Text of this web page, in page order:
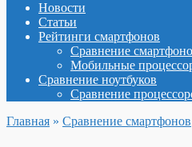
Новости
Статьи
Рейтинги смартфонов
Сравнение
Мобильные
Сравнение ноутбуков
Сравнение
Главная » Сравнение смартфонов